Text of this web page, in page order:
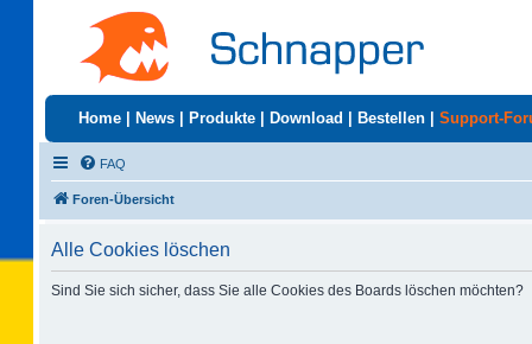
Home News Produkte Download Bestellen Support-
FAQ
Foren-Übersicht
Alle Cookies löschen
Sind Sie sich sicher, dass Sie alle Cookies des Boards löschen möchten?